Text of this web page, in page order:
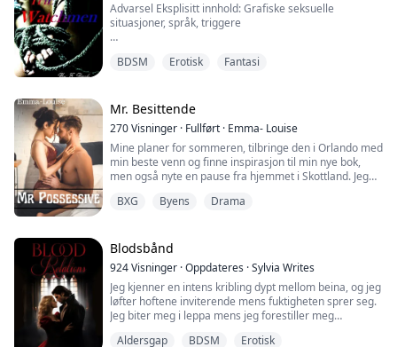
Advarsel Eksplisitt innhold: Grafiske seksuelle
situasjoner, språk, triggere
Elicia Dewalt, en foreldreløs jente fra Texas uten noen
og det ser alltid ut til å lede tilbake til de fire kjekke
guttene på klubben hennes første natt i London.
Hva skjer når hele hen...
BDSM Erotisk Fantasi
Mr. Besittende
270Visninger · Fullført · Emma- Louise
Mine planer for sommeren, tilbringe den i Orlando med
min beste venn og finne inspirasjon til min nye bok,
men også nyte en pause fra hjemmet i Skottland. Jeg
situasjon hvor jeg vil involvere meg med noen, og så
oppmerksomhet til noen få utvalgte. En mann m...
BXG Byens Drama
Blodsbånd
924Visninger ·Oppdateres ·Sylvia Writes
Jeg kjenner en intens kribling dypt mellom beina, og jeg
løfter hoftene inviterende mens fuktigheten sprer seg.
Jeg biter meg i leppa mens jeg forestiller meg
varme, våte fitte, utforsker de stramme rosa foldene
Aldersgap BDSM Erotisk